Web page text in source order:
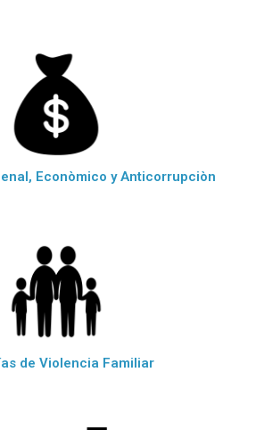
Econòmico y Anticorrupciòn
de Violencia Familiar